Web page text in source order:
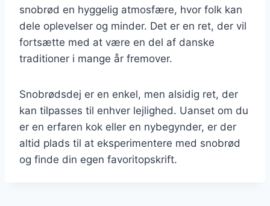
snobrød en hyggelig atmosfære, hvor folk kan
dele oplevelser og minder. Det er en ret, der vil
fortsætte med at være en del af danske
traditioner i mange år fremover.
Snobrødsdej er en enkel, men alsidig ret, der
kan tilpasses til enhver lejlighed. Uanset om du
er en erfaren kok eller en nybegynder, er der
altid plads til at eksperimentere med snobrød
og finde din egen favoritopskrift.